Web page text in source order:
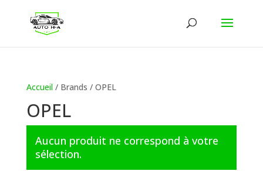
Accueil/ Brands / OPEL
OPEL
Aucun produit ne correspond à votre
sélection.